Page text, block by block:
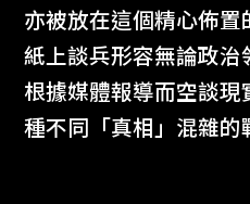
亦被放在這個精心佈置
紙上談兵形容無論政
根據媒體報導而空談
種不同「真相」混雜的